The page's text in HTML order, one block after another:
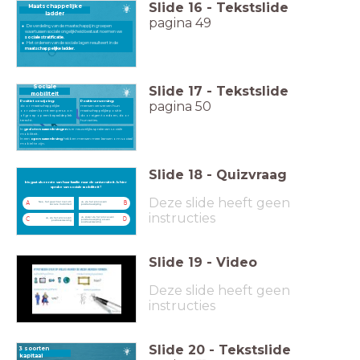
Maatschappelijke
ladder
De verdeling van de maatschappij in groepen
waartussen sociale ongelijkheid bestaat noemen we
sociale stratificatie.
Het ordenen van de sociale lagen resulteert in de
maatschappelijke ladder.
Slide 16 - Tekstslide
pagina 49
Sociale
mobiliteit
Positietoewijzing:
door maatschappelijke
oorzaken komt een persoon
of groep op een bepaalde plek
terecht.
Positieverwerving:
mensen verwerven hun
maatschappelijke positie
door eigen toedoen, door
hun acties.
In gesloten samenlevingenis er nauwelijks sprake van sociale
mobiliteit.
In een open samenlevinghebben mensen meer kansen om sociaal
mobiel te zijn.
Slide 17 - Tekstslide
pagina 50
Iris gaat als eerste van haar familie naar de universiteit. Is hier
sprake van sociale mobiliteit?
A Nee, het gaat hier niet om
sociale mobiliteit B
Ja, via het proces van
positietoewijzing
C Ja, via het proces van
positieverwerving D
Ja, zowel via het proces van
positietoewijzing als van
positieverwerving
Slide 18 - Quizvraag
Deze slide heeft geen
instructies
Slide 19 - Video
Deze slide heeft geen
instructies
3 soorten
kapitaal
Slide 20 - Tekstslide